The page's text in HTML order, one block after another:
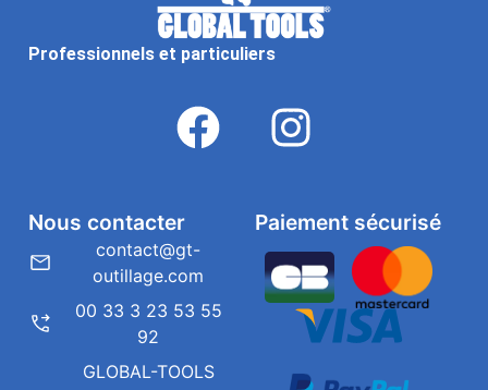
Professionnels et particuliers
Paiement sécurisé
Nous contacter
contact@gt-
outillage.com
00 33 3 23 53 55
92
GLOBAL-TOOLS